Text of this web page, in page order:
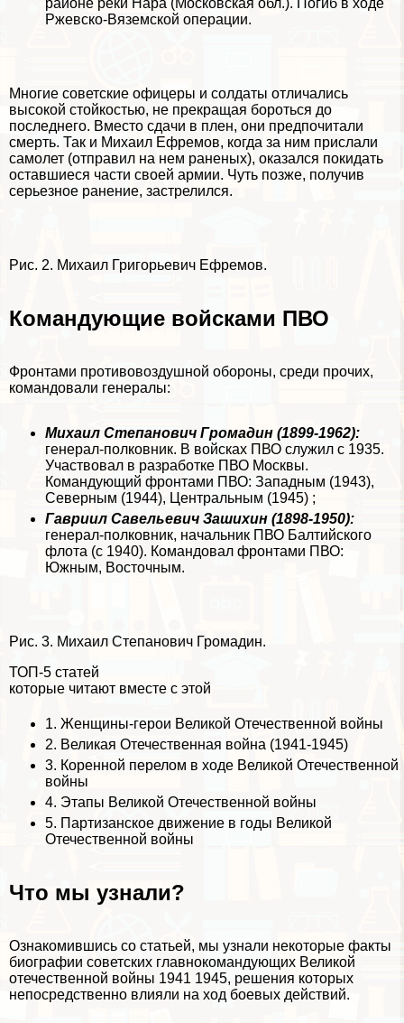
районе реки Нара (Московская обл.). Погиб в ходе
Ржевско-Вяземской операции.
Многие советские офицеры и солдаты отличались
высокой стойкостью, не прекращая бороться до
последнего. Вместо сдачи в плен, они предпочитали
cмepть. Так и Михаил Ефремов, когда за ним прислали
самолет (отправил на нем раненых), оказался покидать
оставшиеся части своей армии. Чуть позже, получив
серьезное ранение, застрелился.
Рис. 2. Михаил Григорьевич Ефремов.
Комaндующие войсками ПВО
Фронтами противовоздушной обороны, среди прочих,
комaндовали генералы:
Михаил Степанович Громадин (1899-1962):
генерал-полковник. В войсках ПВО служил с 1935.
Участвовал в разработке ПВО Москвы.
Комaндующий фронтами ПВО: Западным (1943),
Северным (1944), Центральным (1945) ;
Гавриил Савельевич Зашихин (1898-1950):
генерал-полковник, начальник ПВО Балтийского
флота (с 1940). Комaндовал фронтами ПВО:
Южным, Восточным.
Рис. 3. Михаил Степанович Громадин.
ТОП-5 статей
которые читают вместе с этой
1. Женщины-герои Великой Отечественной войны
2. Великая Отечественная война (1941-1945)
3. Коренной перелом в ходе Великой Отечественной
войны
4. Этапы Великой Отечественной войны
5. Партизанское движение в годы Великой
Отечественной войны
Что мы узнали?
Ознакомившись со статьей, мы узнали некоторые факты
биографии советских главнокомaндующих Великой
отечественной войны 1941 1945, решения которых
непосредственно влияли на ход боевых действий.